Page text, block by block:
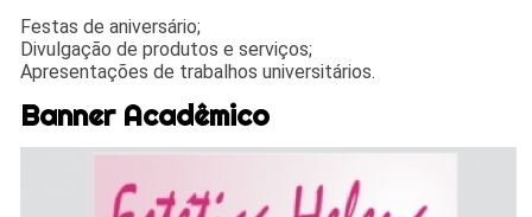
Festas de aniversário;
Divulgação de produtos e serviços;
Apresentações de trabalhos universitários.
Banner Acadêmico